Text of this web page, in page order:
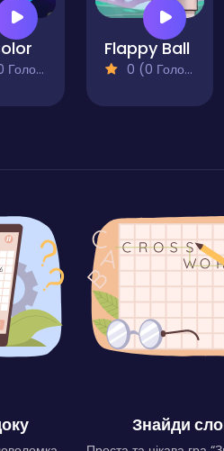
Flappy Ball
0 (0 Голосів)
Знайди